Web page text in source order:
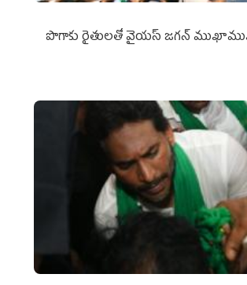
పొగాకు రైతుల‌తో వైయ‌స్ జ‌గ‌న్